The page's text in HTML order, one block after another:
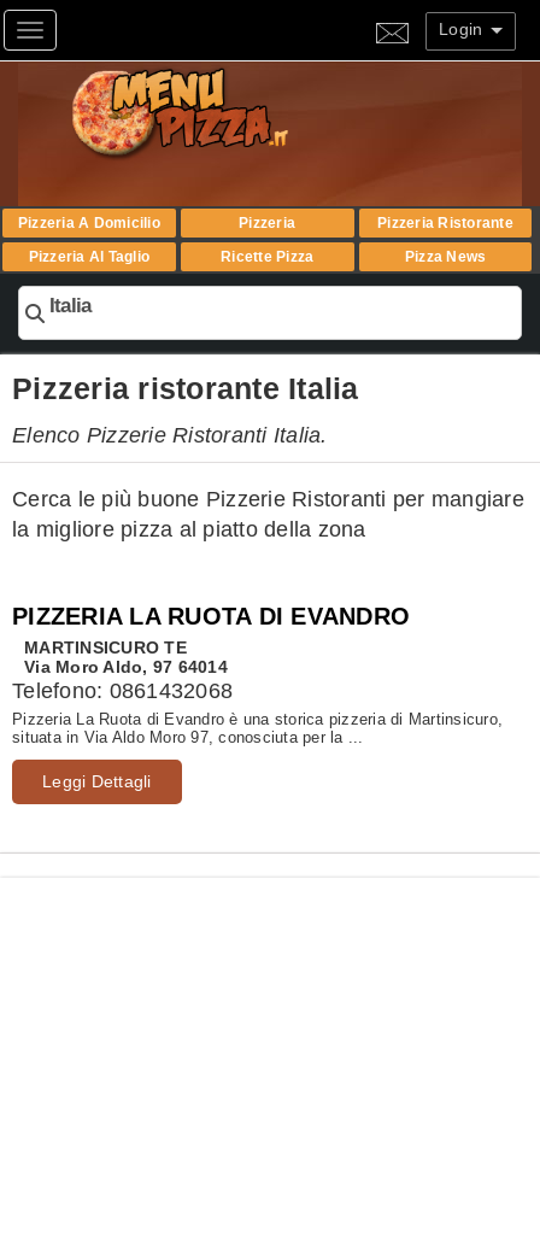
Toggle navigation Login
Pizzeria A Domicilio Pizzeria
Pizzeria Ristorante
Pizzeria Al Taglio
Ricette Pizza Pizza News
Italia
Pizzeria ristorante Italia
Elenco Pizzerie Ristoranti Italia.
Cerca le più buone Pizzerie Ristoranti per mangiare
la migliore pizza al piatto della zona
PIZZERIA LA RUOTA DI EVANDRO
MARTINSICURO TE
Via Moro Aldo, 97 64014
Telefono: 0861432068
Pizzeria La Ruota di Evandro è una storica pizzeria di Martinsicuro,
situata in Via Aldo Moro 97, conosciuta per la ...
Leggi Dettagli